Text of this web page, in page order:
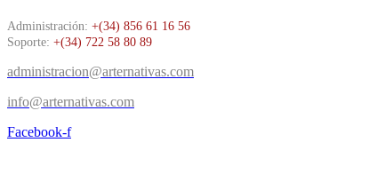
Administración: +(34) 856 61 16 56
Soporte: +(34) 722 58 80 89
administracion@arternativas.com
info@arternativas.com
Facebook-f